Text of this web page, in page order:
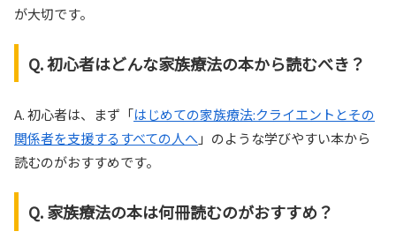
が大切です。
Q. 初心者はどんな家族療法の本から読むべき？
A. 初心者は、まず「はじめての家族療法:クライエントとその
関係者を支援するすべての人へ 」のような学びやすい本から
読むのがおすすめです。
Q. 家族療法の本は何冊読むのがおすすめ？